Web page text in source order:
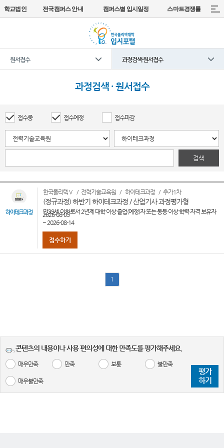
학교법인 전국캠퍼스 안내 캠퍼스별 입시일정 스마트경쟁률
원서접수 과정검색·원서접수
과정검색 · 원서접수
접수중 접수예정 접수마감
검색
하이테크과정
한국폴리텍Ⅴ 전력기술교육원 하이테크과정 추가1차
(정규과정) 하반기 하이테크과정 / 산업기사 과정평가형
만39세 이하로서 2년제 대학 이상 졸업(예정)자 또는 동등 이상 학력·자격 보유자
2026-08-05
~ 2026-08-14
접수하기
1
콘텐츠의 내용이나 사용 편의성에 대한 만족도를 평가해주세요.
매우만족 만족 보통 불만족
매우불만족
평가
하기